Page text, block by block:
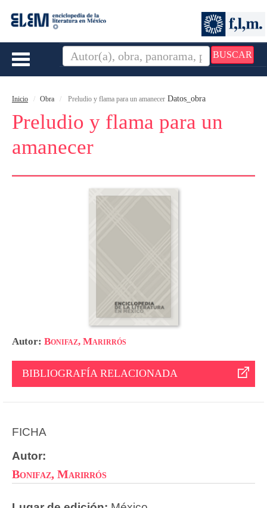
BUSCAR
Toggle
Inicio Obra Preludio y flama para un amanecer Datos_obra
Preludio y flama para un
amanecer
Autor: Bonifaz, Marirrós
BIBLIOGRAFÍA RELACIONADA
FICHA
Autor:
Bonifaz, Marirrós